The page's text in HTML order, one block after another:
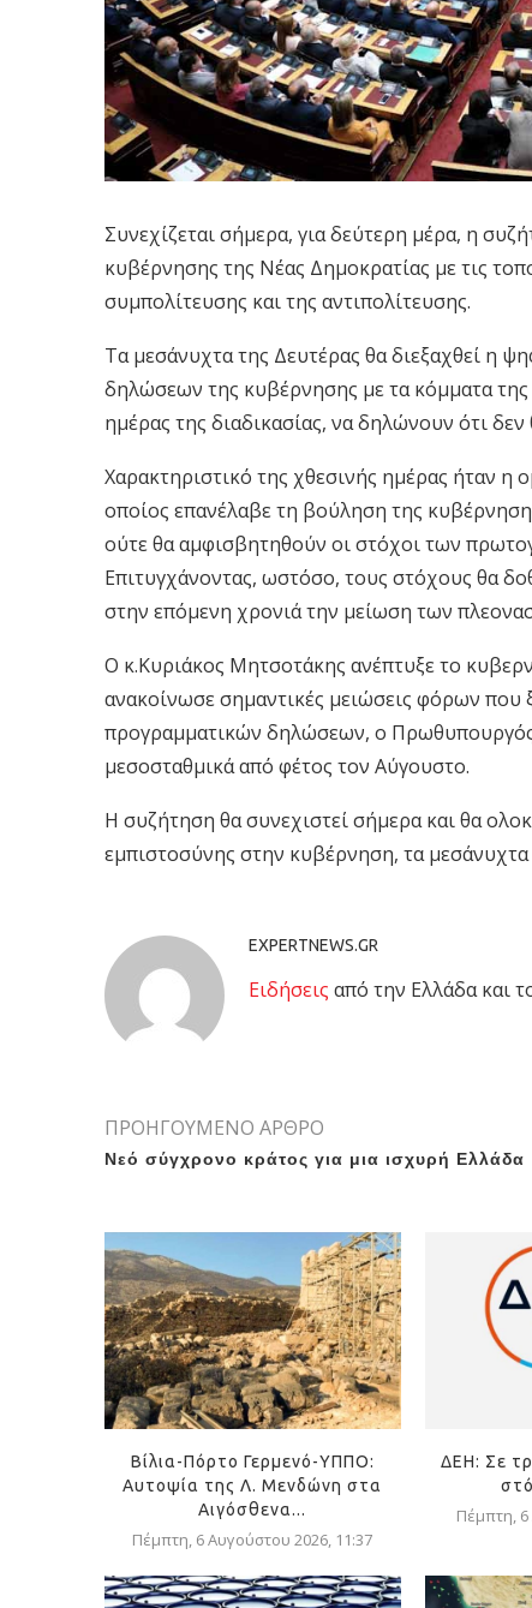
Συνεχίζεται σήμερα, για δεύτερη μέρα, η
κυβέρνησης της Νέας Δημοκρατίας με τις
συμπολίτευσης και της αντιπολίτευσης.
Τα μεσάνυχτα της Δευτέρας θα διεξαχθεί η
δηλώσεων της κυβέρνησης με τα κόμματα της
ημέρας της διαδικασίας, να δηλώνουν ότι
Χαρακτηριστικό της χθεσινής ημέρας ήταν
οποίος επανέλαβε τη βούληση της
ούτε θα αμφισβητηθούν οι στόχοι των
Επιτυγχάνοντας, ωστόσο, τους στόχους θα
στην επόμενη χρονιά την μείωση των
Ο κ.Κυριάκος Μητσοτάκης ανέπτυξε το
ανακοίνωσε σημαντικές μειώσεις φόρων
προγραμματικών δηλώσεων, ο
μεσοσταθμικά από φέτος τον Αύγουστο.
Η συζήτηση θα συνεχιστεί σήμερα και θα
εμπιστοσύνης στην κυβέρνηση, τα μεσάνυχτα
EXPERTNEWS.GR
Eιδήσεις από την Ελλάδα και
ΠΡΟΗΓΟΥΜΕΝΟ ΑΡΘΡΟ
Νεό σύγχρονο κράτος για μια ισχυρή Ελλάδα
Βίλια-Πόρτο Γερμενό-ΥΠΠΟ:
Αυτοψία της Λ. Μενδώνη στα
Αιγόσθενα...
Πέμπτη, 6 Αυγούστου 2026, 11:37
ΔΕΗ: Σε
Πέμπτη, 6